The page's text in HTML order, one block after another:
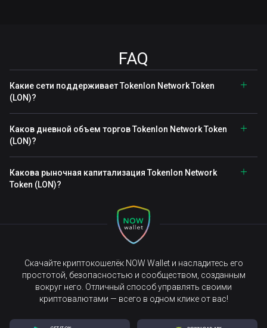
FAQ
Какие сети поддерживает Tokenlon Network Token
(LON)?
Каков дневной объем торгов Tokenlon Network Token
(LON)?
Какова рыночная капитализация Tokenlon Network
Token (LON)?
Скачайте криптокошелёк NOW Wallet и насладитесь его
простотой, безопасностью и сообществом, созданным
вокруг него. Отличный способ управлять своими
криптовалютами — всего в одном клике от вас!